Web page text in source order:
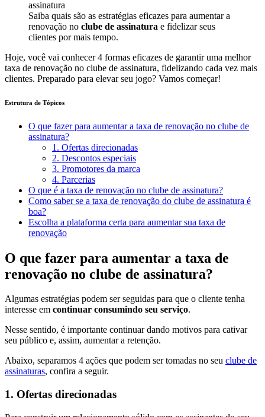
Saiba quais são as estratégias eficazes para aumentar a
renovação no clube de assinatura e fidelizar seus
clientes por mais tempo.
Hoje, você vai conhecer 4 formas eficazes de garantir uma melhor
taxa de renovação no clube de assinatura, fidelizando cada vez mais
clientes. Preparado para elevar seu jogo? Vamos começar!
Estrutura de Tópicos
O que fazer para aumentar a taxa de renovação no clube de
assinatura?
1. Ofertas direcionadas
2. Descontos especiais
3. Promotores da marca
4. Parcerias
O que é a taxa de renovação no clube de assinatura?
Como saber se a taxa de renovação do clube de assinatura é
boa?
Escolha a plataforma certa para aumentar sua taxa de
renovação
O que fazer para aumentar a taxa de
renovação no clube de assinatura?
Algumas estratégias podem ser seguidas para que o cliente tenha
interesse em continuar consumindo seu serviço.
Nesse sentido, é importante continuar dando motivos para cativar
seu público e, assim, aumentar a retenção.
Abaixo, separamos 4 ações que podem ser tomadas no seu clube de
assinaturas, confira a seguir.
1. Ofertas direcionadas